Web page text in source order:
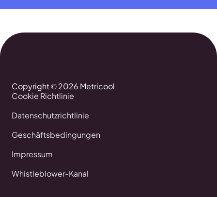
Copyright © 2026 Metricool
Cookie Richtlinie
Datenschutzrichtlinie
Geschäftsbedingungen
Impressum
Whistleblower-Kanal